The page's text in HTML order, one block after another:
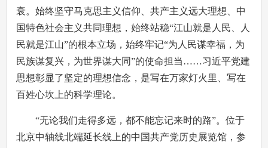
衰。始终坚守马克思主义信仰、共产主义远大理想、中
国特色社会主义共同理想，始终站稳“江山就是人民、人
民就是江山”的根本立场，始终牢记“为人民谋幸福，为
民族谋复兴，为世界谋大同”的使命担当……习近平党建
思想彰显了坚定的理想信念，是写在万家灯火里、写在
百姓心坎上的科学理论。
“无论我们走得多远，都不能忘记来时的路”。位于
北京中轴线北端延长线上的中国共产党历史展览馆，参